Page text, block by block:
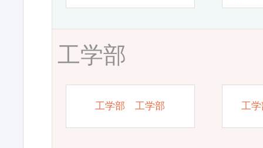
工学部
工学部 工学部 工